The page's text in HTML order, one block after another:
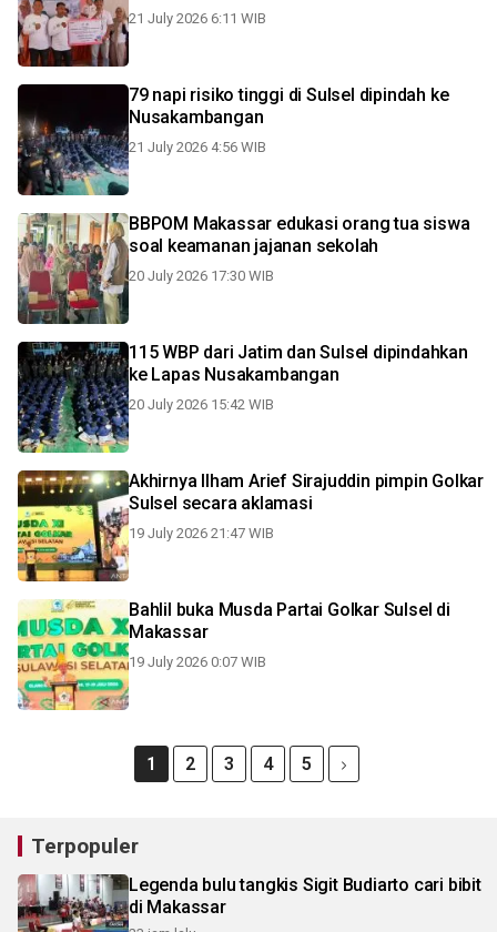
21 July 2026 6:11 WIB
79 napi risiko tinggi di Sulsel dipindah ke
Nusakambangan
21 July 2026 4:56 WIB
BBPOM Makassar edukasi orang tua siswa
soal keamanan jajanan sekolah
20 July 2026 17:30 WIB
115 WBP dari Jatim dan Sulsel dipindahkan
ke Lapas Nusakambangan
20 July 2026 15:42 WIB
Akhirnya Ilham Arief Sirajuddin pimpin Golkar
Sulsel secara aklamasi
19 July 2026 21:47 WIB
Bahlil buka Musda Partai Golkar Sulsel di
Makassar
19 July 2026 0:07 WIB
1 2 3 4 5
Terpopuler
Legenda bulu tangkis Sigit Budiarto cari bibit
di Makassar